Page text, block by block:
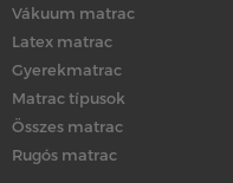
Vákuum matrac
Latex matrac
Gyerekmatrac
Matrac típusok
Összes matrac
Rugós matrac